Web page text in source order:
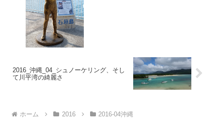
2016_沖縄_04_シュノーケリング、そし
て川平湾の綺麗さ
ホーム 2016 2016-04沖縄